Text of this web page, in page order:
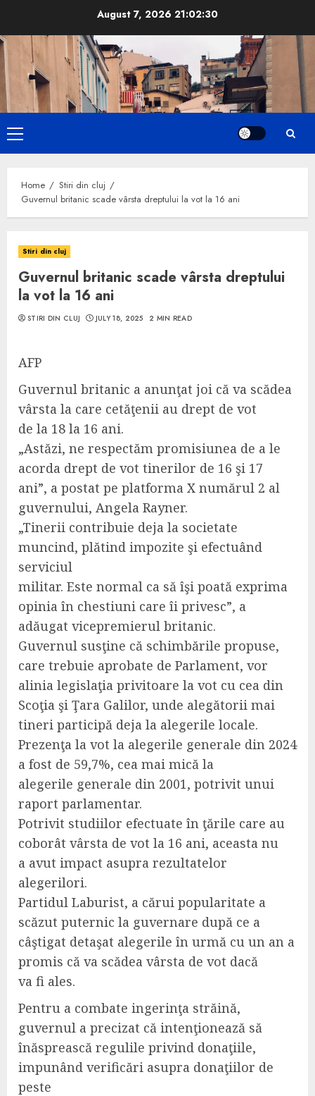
content
August 7, 202621:02:31
Primary
Menu
Home
Stiri din cluj
Guvernul britanic scade vârsta dreptului la vot la 16 ani
Stiri din cluj
Guvernul britanic scade vârsta dreptului
la vot la 16 ani
STIRI DIN CLUJ JULY 18, 2025 2 MIN READ
AFP
Guvernul britanic a anunţat joi că va scădea
vârsta la care cetăţenii au drept de vot
de la 18 la 16 ani.
„Astăzi, ne respectăm promisiunea de a le
acorda drept de vot tinerilor de 16 şi 17
ani”, a postat pe platforma X numărul 2 al
guvernului, Angela Rayner.
„Tinerii contribuie deja la societate
muncind, plătind impozite şi efectuând
serviciul
militar. Este normal ca să îşi poată exprima
opinia în chestiuni care îi privesc”, a
adăugat vicepremierul britanic.
Guvernul susţine că schimbările propuse,
care trebuie aprobate de Parlament, vor
alinia legislaţia privitoare la vot cu cea din
Scoţia şi Ţara Galilor, unde alegătorii mai
tineri participă deja la alegerile locale.
Prezenţa la vot la alegerile generale din 2024
a fost de 59,7%, cea mai mică la
alegerile generale din 2001, potrivit unui
raport parlamentar.
Potrivit studiilor efectuate în ţările care au
coborât vârsta de vot la 16 ani, aceasta nu
a avut impact asupra rezultatelor
alegerilori.
Partidul Laburist, a cărui popularitate a
scăzut puternic la guvernare după ce a
câştigat detaşat alegerile în urmă cu un an a
promis că va scădea vârsta de vot dacă
va fi ales.
Pentru a combate ingerinţa străină,
guvernul a precizat că intenţionează să
înăsprească regulile privind donaţiile,
impunând verificări asupra donaţiilor de
peste